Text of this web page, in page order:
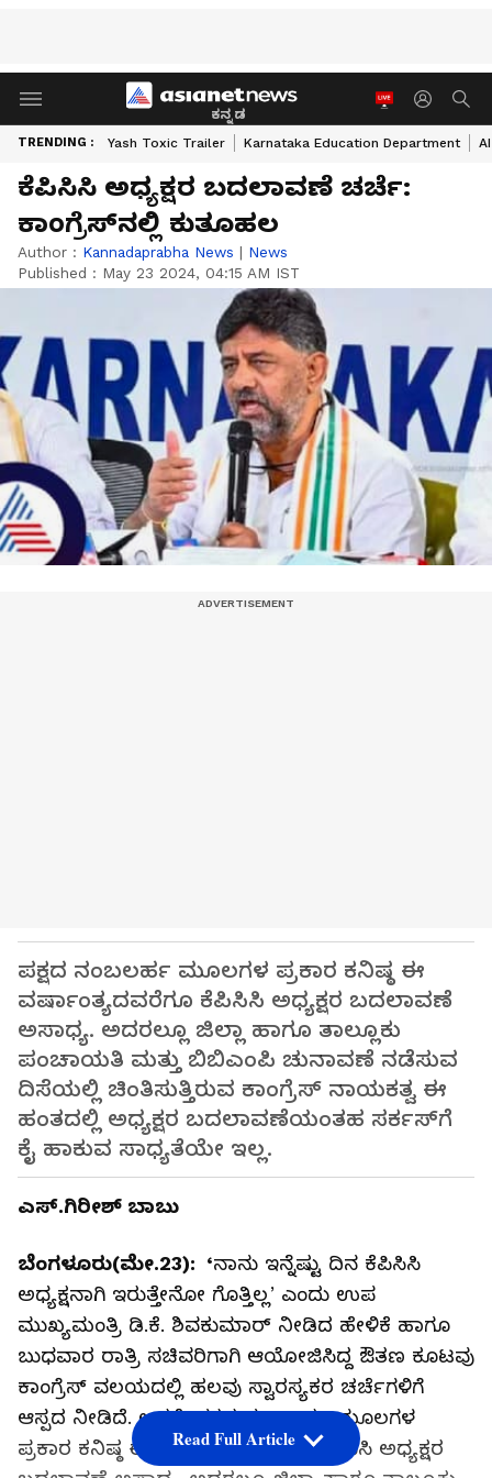
ಕನ್ನಡ
TRENDING : Yash Toxic Trailer Karnataka Education Department
ಕೆಪಿಸಿಸಿ ಅಧ್ಯಕ್ಷರ ಬದಲಾವಣೆ ಚರ್ಚೆ:
ಕಾಂಗ್ರೆಸ್‌ನಲ್ಲಿ ಕುತೂಹಲ
Author : Kannadaprabha News | News
Published : May 23 2024, 04:15 AM IST
ಪಕ್ಷದ ನಂಬಲರ್ಹ ಮೂಲಗಳ ಪ್ರಕಾರ ಕನಿಷ್ಠ ಈ
ವರ್ಷಾಂತ್ಯದವರೆಗೂ ಕೆಪಿಸಿಸಿ ಅಧ್ಯಕ್ಷರ ಬದಲಾವಣೆ
ಅಸಾಧ್ಯ. ಅದರಲ್ಲೂ ಜಿಲ್ಲಾ ಹಾಗೂ ತಾಲ್ಲೂಕು
ಪಂಚಾಯತಿ ಮತ್ತು ಬಿಬಿಎಂಪಿ ಚುನಾವಣೆ ನಡೆಸುವ
ದಿಸೆಯಲ್ಲಿ ಚಿಂತಿಸುತ್ತಿರುವ ಕಾಂಗ್ರೆಸ್‌ ನಾಯಕತ್ವ ಈ
ಹಂತದಲ್ಲಿ ಅಧ್ಯಕ್ಷರ ಬದಲಾವಣೆಯಂತಹ ಸರ್ಕಸ್‌ಗೆ
ಕೈ ಹಾಕುವ ಸಾಧ್ಯತೆಯೇ ಇಲ್ಲ.
ಎಸ್.ಗಿರೀಶ್ ಬಾಬು
ಬೆಂಗಳೂರು(ಮೇ.23): ‘ನಾನು ಇನ್ನೆಷ್ಟು ದಿನ ಕೆಪಿಸಿಸಿ
ಅಧ್ಯಕ್ಷನಾಗಿ ಇರುತ್ತೇನೋ ಗೊತ್ತಿಲ್ಲ’ ಎಂದು ಉಪ
ಮುಖ್ಯಮಂತ್ರಿ ಡಿ.ಕೆ. ಶಿವಕುಮಾರ್‌ ನೀಡಿದ ಹೇಳಿಕೆ ಹಾಗೂ
ಬುಧವಾರ ರಾತ್ರಿ ಸಚಿವರಿಗಾಗಿ ಆಯೋಜಿಸಿದ್ದ ಔತಣ ಕೂಟ‍ವು
ಕಾಂಗ್ರೆಸ್‌ ವಲಯದಲ್ಲಿ ಹಲವು ಸ್ವಾರಸ್ಯಕರ ಚರ್ಚೆಗಳಿಗೆ
ಆಸ್ಪದ ನೀಡಿದೆ. ಆದರೆ, ಪಕ್ಷದ ನಂಬಲರ್ಹ ಮೂಲಗಳ
ಪ್ರಕಾರ ಕನಿಷ್ಠ ಈ ವರ್ಷಾಂತ್ಯದವರೆಗೂ ಕೆಪಿಸಿಸಿ ಅಧ್ಯಕ್ಷರ
Read Full Article